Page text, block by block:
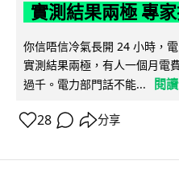
實測結果兩極 專
你信唔信冷氣長開 24 小時，
實測結果兩極，有人一個月電
過千。電力部門話不能...
閱
28 分享